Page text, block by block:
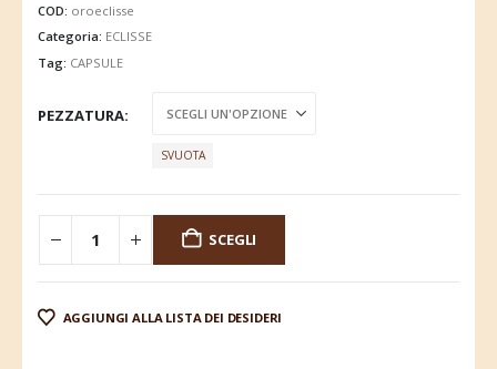
COD: oroeclisse
Categoria: ECLISSE
Tag: CAPSULE
PEZZATURA
SVUOTA
SCEGLI
AGGIUNGI ALLA LISTA DEI DESIDERI